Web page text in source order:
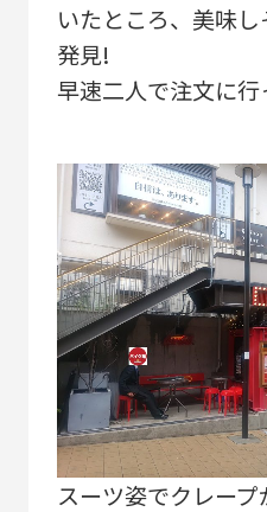
いたところ、美味
発見!
早速二人で注文に
スーツ姿でクレー